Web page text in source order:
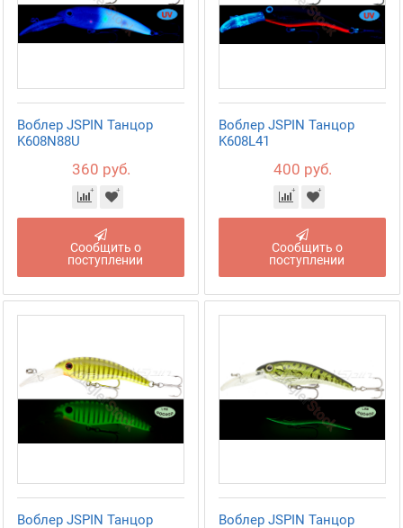
Воблер JSPIN Танцор
K608N88U
360 руб.
Сообщить о
поступлении
Воблер JSPIN Танцор
K608L41
400 руб.
Сообщить о
поступлении
Воблер JSPIN Танцор
Воблер JSPIN Танцор